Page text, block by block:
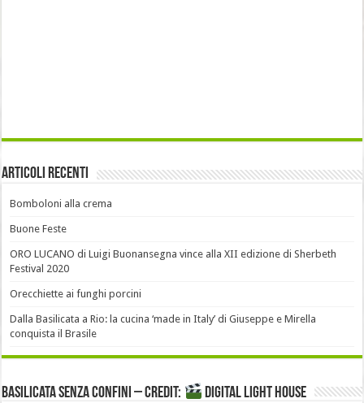
Articoli recenti
Bomboloni alla crema
Buone Feste
ORO LUCANO di Luigi Buonansegna vince alla XII edizione di Sherbeth
Festival 2020
Orecchiette ai funghi porcini
Dalla Basilicata a Rio: la cucina ‘made in Italy’ di Giuseppe e Mirella
conquista il Brasile
Basilicata senza confini – Credit: DIGITAL LIGHT HOUSE